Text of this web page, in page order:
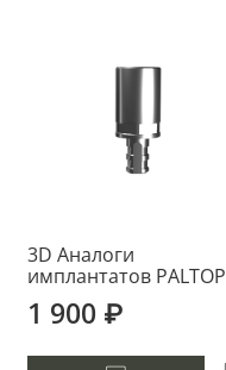
3D Аналоги
имплантатов PALTOP
1 900 ₽